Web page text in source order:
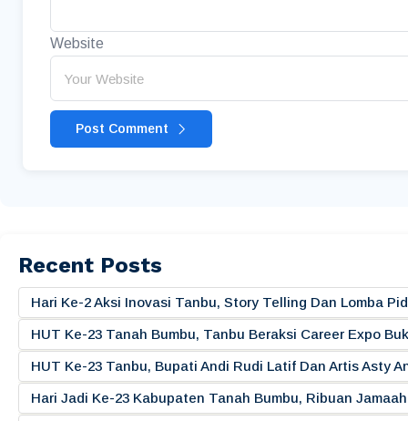
Website
Post Comment
Recent Posts
Hari Ke-2 Aksi Inovasi Tanbu, Story Telling Dan Lomba
HUT Ke-23 Tanah Bumbu, Tanbu Beraksi Career Expo
HUT Ke-23 Tanbu, Bupati Andi Rudi Latif Dan Artis Asty
Hari Jadi Ke-23 Kabupaten Tanah Bumbu, Ribuan